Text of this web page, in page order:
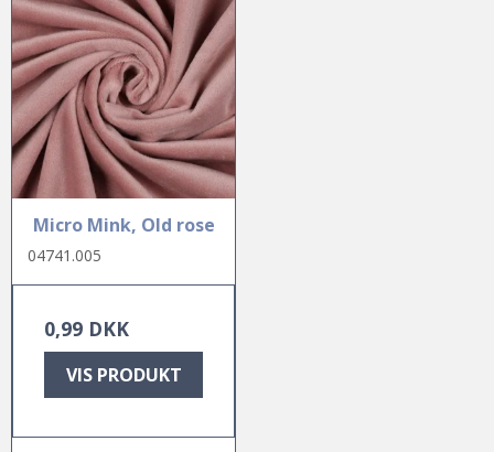
Micro Mink, Old rose
04741.005
0,99 DKK
VIS PRODUKT